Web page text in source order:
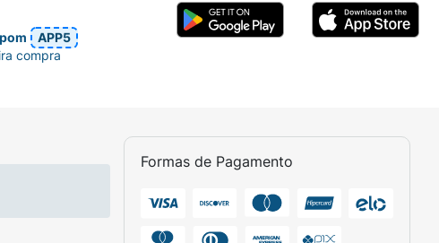
Formas de Pagamento
APP5
compra